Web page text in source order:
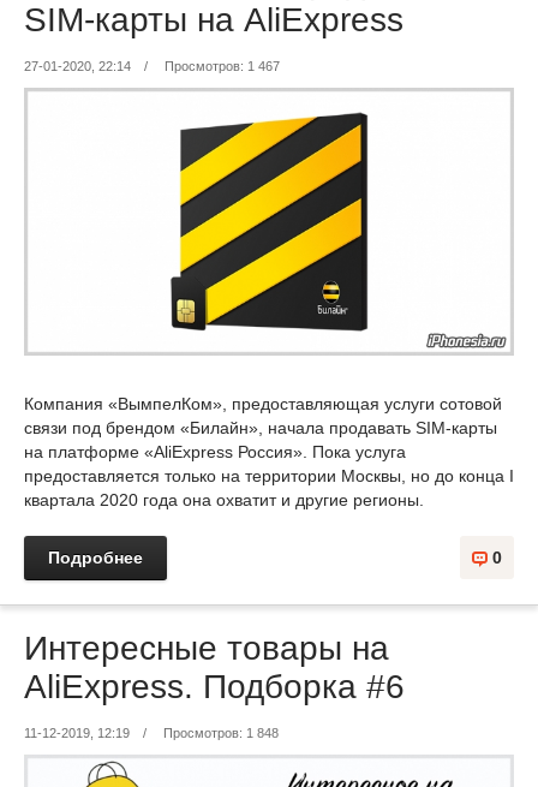
SIM-карты на AliExpress
27-01-2020, 22:14 / Просмотров: 1 467
Компания «ВымпелКом», предоставляющая услуги сотовой
связи под брендом «Билайн», начала продавать SIM-карты
на платформе «AliExpress Россия». Пока услуга
предоставляется только на территории Москвы, но до конца I
квартала 2020 года она охватит и другие регионы.
Подробнее 0
Интересные товары на
AliExpress. Подборка #6
11-12-2019, 12:19 / Просмотров: 1 848